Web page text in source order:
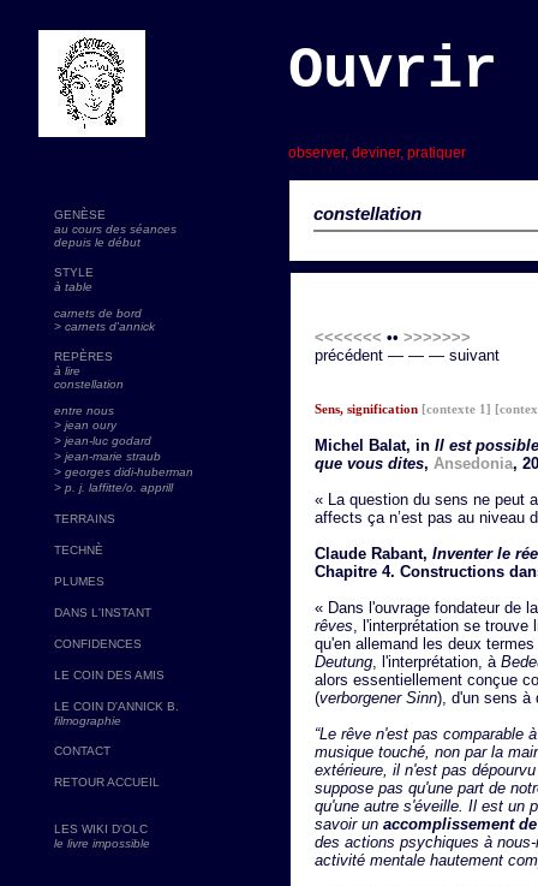
constellation
observer, deviner, pratiquer
GENÈSE
au cours des séances
depuis le début
STYLE
à table
carnets de bord
> carnets d'annick
REPÈRES
à lire
constellation
entre nous
> jean oury
> jean-luc godard
> jean-marie straub
> georges didi-huberman
> p. j. laffitte/o. apprill
TERRAINS
TECHNÈ
PLUMES
DANS L'INSTANT
CONFIDENCES
LE COIN DES AMIS
LE COIN D'ANNICK B.
filmographie
CONTACT
RETOUR ACCUEIL
LES WIKI D'OLC
le livre impossible
<<<<<<< •• >>>>>>>
précédent — — — suivant
Sens, signification [contexte 1]
Michel Balat, in Il est
que vous dites, Ansedonia,
« La question du sens ne peut
affects ça n’est pas au niveau
Claude Rabant, Inventer le
Chapitre 4. Constructions
« Dans l'ouvrage fondateur de
rêves, l'interprétation se trouve
qu'en allemand les deux
Deutung, l'interprétation, à
alors essentiellement conçue
(verborgener Sinn), d'un sens à
“Le rêve n'est pas comparable
musique touché, non par la
extérieure, il n'est pas
suppose pas qu'une part de
qu'une autre s'éveille. Il est un
savoir un accomplissement
des actions psychiques à
activité mentale hautement
Ouvrir